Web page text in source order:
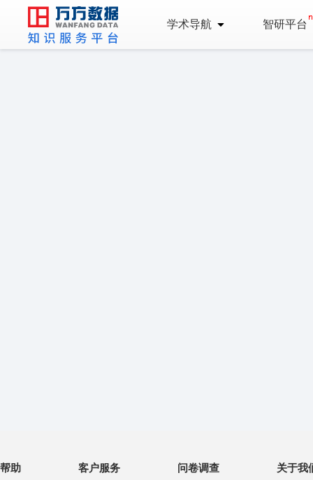
学术导航 智研平台
帮助 客户服务 问卷调查 关于我